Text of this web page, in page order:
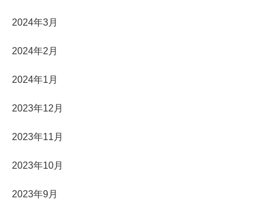
2024年3月
2024年2月
2024年1月
2023年12月
2023年11月
2023年10月
2023年9月